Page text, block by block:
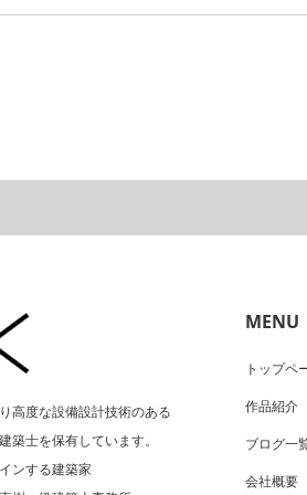
MENU
トップペ
作品紹介
ブログ一
会社概要
高度な設備設計技術のある
築士を保有しています。
ンする建築家